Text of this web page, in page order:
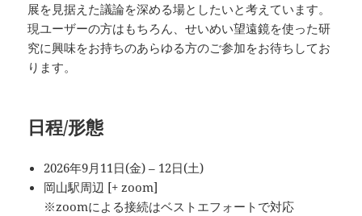
展を見据えた議論を深める場としたいと考えています。
現ユーザーの方はもちろん、せいめい望遠鏡を使った研
究に興味をお持ちのあらゆる方のご参加をお待ちしてお
ります。
日程/形態
2026年9月11日(金) – 12日(土)
岡山駅周辺 [+ zoom]
※zoomによる接続はベストエフォートで対応